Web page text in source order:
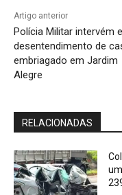
Artigo anterior
Polícia Militar intervém
desentendimento de
embriagado em Jardim
Alegre
RELACIONADAS